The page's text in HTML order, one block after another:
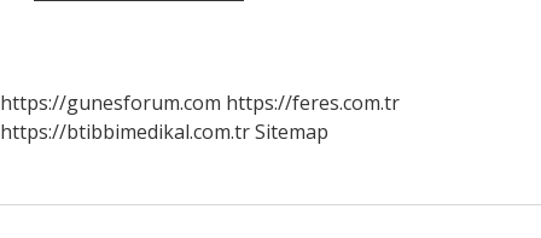
https://gunesforum.com https://feres.com.tr
https://btibbimedikal.com.trSitemap